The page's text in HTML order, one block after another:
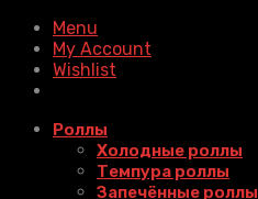
Menu
My Account
Wishlist
Роллы
Холодные роллы
Темпура роллы
Запечённые роллы